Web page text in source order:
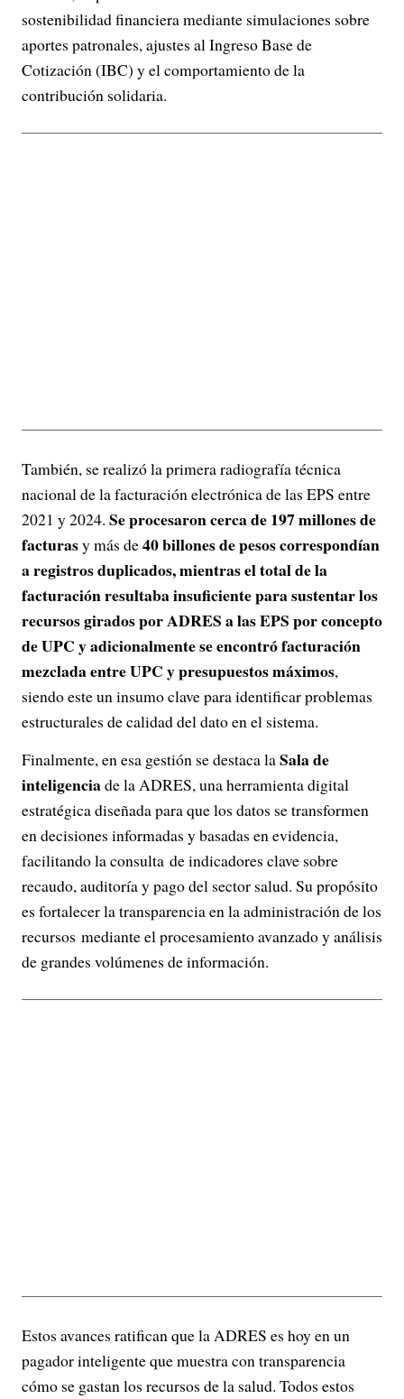
sostenibilidad financiera mediante simulaciones sobre
aportes patronales, ajustes al Ingreso Base de
Cotización (IBC) y el comportamiento de la
contribución solidaria.
También, se realizó la primera radiografía técnica
nacional de la facturación electrónica de las EPS entre
2021 y 2024. Se procesaron cerca de 197 millones de
facturasy más de40 billones de pesos correspondían
a registros duplicados, mientras el total de la
facturación resultaba insuficiente para sustentar los
recursos girados por ADRES a las EPS por concepto
de UPC y adicionalmente se encontró facturación
mezclada entre UPC y presupuestos máximos,
siendo este un insumo clave para identificar problemas
estructurales de calidad del dato en el sistema.
Finalmente, en esa gestión se destaca laSala de
inteligenciade la ADRES, una herramienta digital
estratégica diseñada para que los datos se transformen
en decisiones informadas y basadas en evidencia,
facilitando la consulta de indicadores clave sobre
recaudo, auditoría y pago del sector salud. Su propósito
es fortalecer la transparencia en la administración de los
recursos mediante el procesamiento avanzado y análisis
de grandes volúmenes de información.
Estos avances ratifican que la ADRES es hoy en un
pagador inteligente que muestra con transparencia
cómo se gastan los recursos de la salud. Todos estos